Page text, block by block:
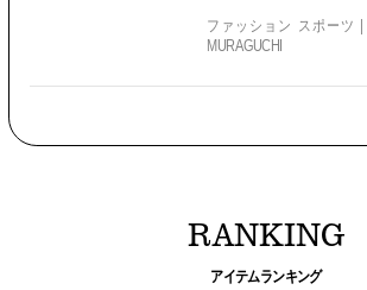
ファッション スポーツ
MURAGUCHI
RANKING
アイテムランキング